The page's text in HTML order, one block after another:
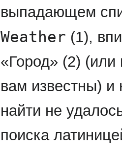
выпадающем
Weather (1),
«Город» (2)
вам известны)
найти не
поиска